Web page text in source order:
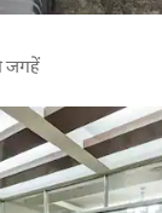
जगहें